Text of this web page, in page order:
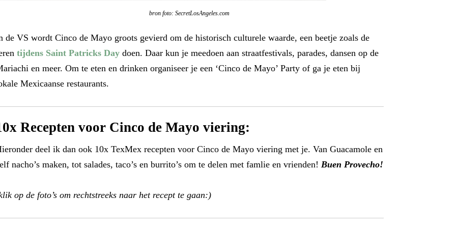
bron foto: SecretLosAngeles.com
de VS wordt Cinco de Mayo groots gevierd om de historisch culturele waarde, een beetje zoals de
tijdens Saint Patricks Daydoen. Daar kun je meedoen aan straatfestivals, parades, dansen op de
en meer. Om te eten en drinken organiseer je een ‘Cinco de Mayo’ Party of ga je eten bij
Mexicaanse restaurants.
Recepten voor Cinco de Mayo viering:
deel ik dan ook 10x TexMex recepten voor Cinco de Mayo viering met je. Van Guacamole en
nacho’s maken, tot salades, taco’s en burrito’s om te delen met famlie en vrienden! Buen Provecho!
op de foto’s om rechtstreeks naar het recept te gaan:)